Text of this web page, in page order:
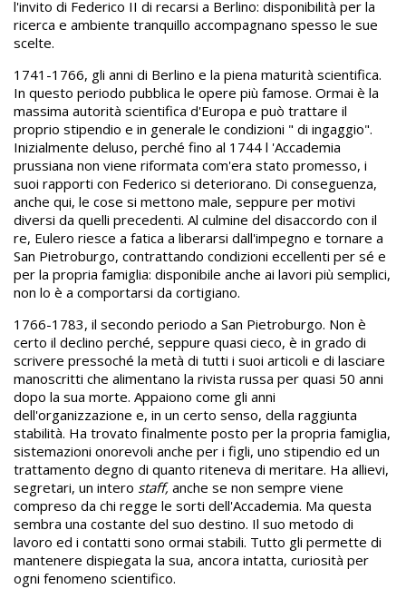
l'invito di Federico II di recarsi a Berlino: disponibilità per la
ricerca e ambiente tranquillo accompagnano spesso le sue
scelte.
1741-1766, gli anni di Berlino e la piena maturità scientifica.
In questo periodo pubblica le opere più famose. Ormai è la
massima autorità scientifica d'Europa e può trattare il
proprio stipendio e in generale le condizioni " di ingaggio".
Inizialmente deluso, perché fino al 1744 l 'Accademia
prussiana non viene riformata com'era stato promesso, i
suoi rapporti con Federico si deteriorano. Di conseguenza,
anche qui, le cose si mettono male, seppure per motivi
diversi da quelli precedenti. Al culmine del disaccordo con il
re, Eulero riesce a fatica a liberarsi dall'impegno e tornare a
San Pietroburgo, contrattando condizioni eccellenti per sé e
per la propria famiglia: disponibile anche ai lavori più semplici,
non lo è a comportarsi da cortigiano.
1766-1783, il secondo periodo a San Pietroburgo. Non è
certo il declino perché, seppure quasi cieco, è in grado di
scrivere pressoché la metà di tutti i suoi articoli e di lasciare
manoscritti che alimentano la rivista russa per quasi 50 anni
dopo la sua morte. Appaiono come gli anni
dell'organizzazione e, in un certo senso, della raggiunta
stabilità. Ha trovato finalmente posto per la propria famiglia,
sistemazioni onorevoli anche per i figli, uno stipendio ed un
trattamento degno di quanto riteneva di meritare. Ha allievi,
segretari, un intero staff, anche se non sempre viene
compreso da chi regge le sorti dell'Accademia. Ma questa
sembra una costante del suo destino. Il suo metodo di
lavoro ed i contatti sono ormai stabili. Tutto gli permette di
mantenere dispiegata la sua, ancora intatta, curiosità per
ogni fenomeno scientifico.